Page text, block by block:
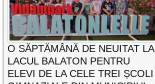
O SĂPTĂMÂNĂ DE NEUITAT LA
LACUL BALATON PENTRU
ELEVI DE LA CELE TREI ȘCOLI